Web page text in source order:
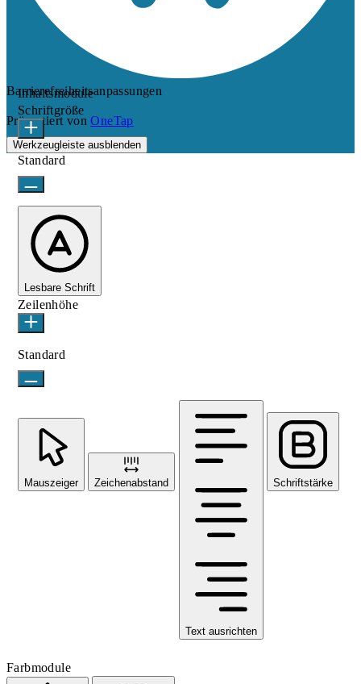
Barrierefreiheitsanpassungen
Präsentiert vonOneTap
Werkzeugleiste ausblenden
Inhaltsmodule
Schriftgröße
Standard
Lesbare Schrift
Zeilenhöhe
Standard
Mauszeiger Zeichenabstand
Text ausrichten
Schriftstärke
Farbmodule